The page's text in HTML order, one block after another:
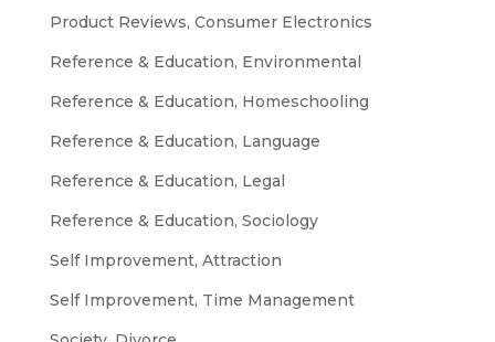
Product Reviews, Consumer Electronics
Reference & Education, Environmental
Reference & Education, Homeschooling
Reference & Education, Language
Reference & Education, Legal
Reference & Education, Sociology
Self Improvement, Attraction
Self Improvement, Time Management